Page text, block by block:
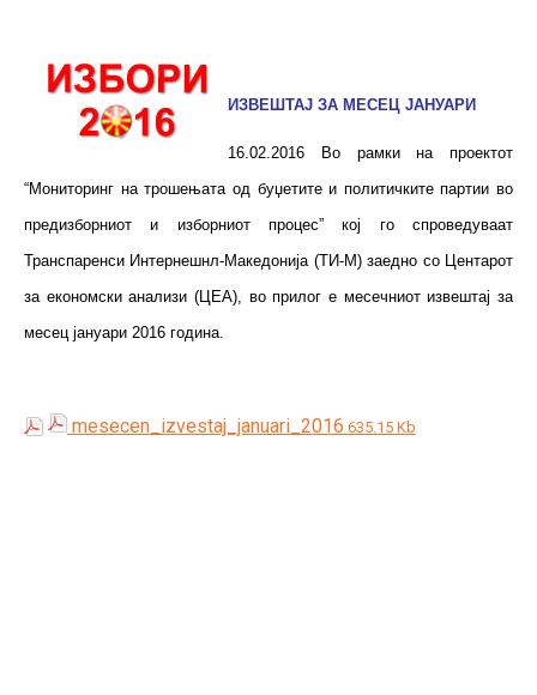
ИЗВЕШТАЈ ЗА МЕСЕЦ ЈАНУАРИ
16.02.2016 Во рамки на проектот
“Мониторинг на трошењата од буџетите и политичките партии во
предизборниот и изборниот процес” кој го спроведуваат
Транспаренси Интернешнл-Македонија (ТИ-М) заедно со Центарот
за економски анализи (ЦЕА), во прилог е месечниот извештај за
месец јануари 2016 година.
mesecen_izvestaj_januari_2016 635.15 Kb